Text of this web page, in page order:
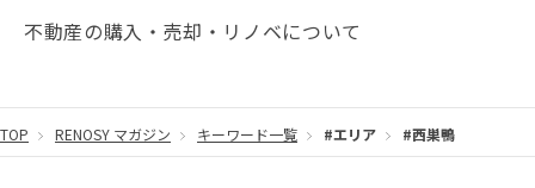
不動産の購入・売却・リノベについて
TOP RENOSY マガジン キーワード一覧 #エリア #西巣鴨